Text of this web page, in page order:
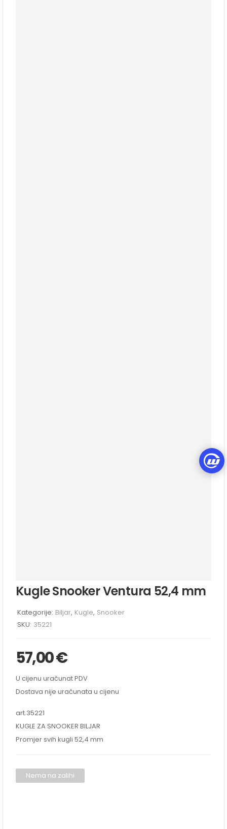
Kugle Snooker Ventura 52,4 mm
Kategorije: Biljar, Kugle, Snooker
SKU: 35221
57,00€
U cijenu uračunat PDV
Dostava nije uračunata u cijenu
art.35221
KUGLE ZA SNOOKER BILJAR
Promjer svih kugli 52,4 mm
Nema na zalihi